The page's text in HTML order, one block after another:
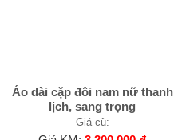
Áo dài cặp đôi nam nữ thanh
lịch, sang trọng
Giá cũ: